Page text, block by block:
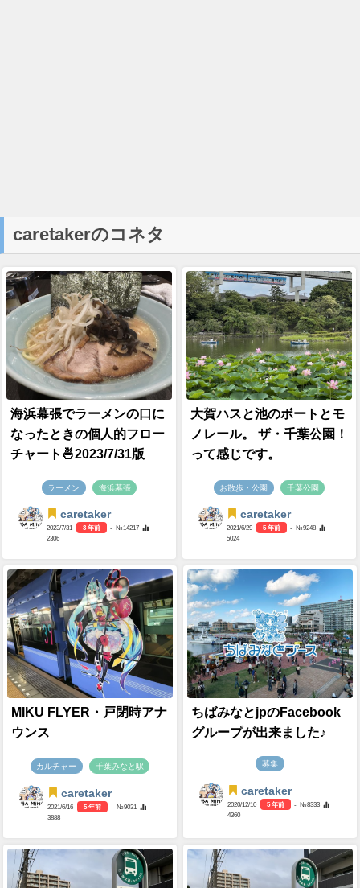
caretakerのコネタ
海浜幕張でラーメンの口に
なったときの個人的フロー
チャート🍜2023/7/31版
ラーメン 海浜幕張
caretaker
2023/7/31 3 年前
- №14217
2306
大賀ハスと池のボートとモ
ノレール。 ザ・千葉公園！
って感じです。
お散歩・公園 千葉公園
caretaker
2021/6/29 5 年前
- №9248
5024
MIKU FLYER・戸閉時アナ
ウンス
カルチャー 千葉みなと駅
caretaker
2021/6/16 5 年前
- №9031
3888
ちばみなとjpのFacebook
グループが出来ました♪
募集
caretaker
2020/12/10 5 年前
- №8333
4360